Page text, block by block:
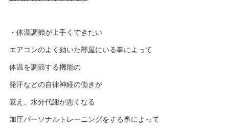
・体温調節が上手くできたい
エアコンのよく効いた部屋にいる事によって
体温を調節する機能の
発汗などの自律神経の働きが
衰え、水分代謝が悪くなる
加圧パーソナルトレーニングをする事によって